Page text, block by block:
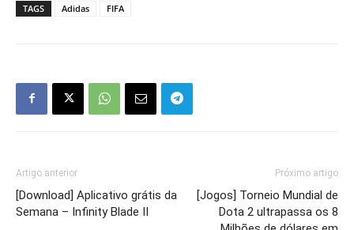
TAGS Adidas FIFA
Artigo anterior
[Download] Aplicativo grátis da
Semana – Infinity Blade II
Próximo artigo
[Jogos] Torneio Mundial de
Dota 2 ultrapassa os 8